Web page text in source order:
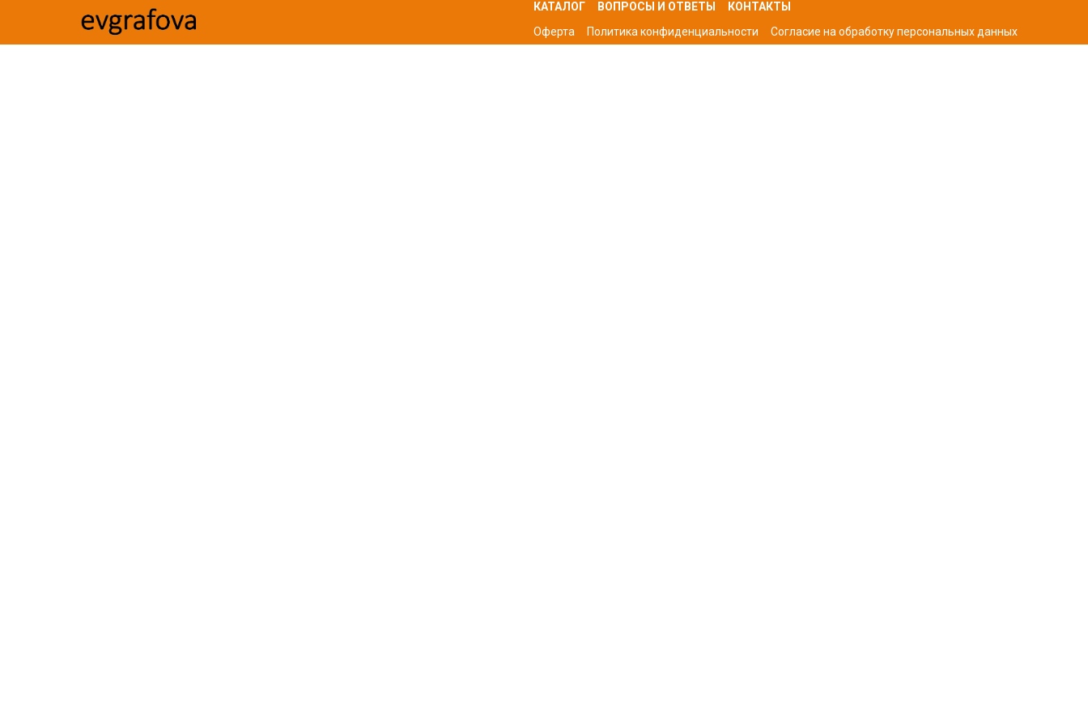
КАТАЛОГ ВОПРОСЫ И ОТВЕТЫ
КОНТАКТЫ
Оферта
Политика конфиденциальности Согласие на обработку персональных данных